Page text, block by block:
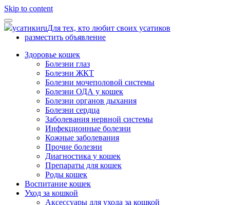
Skip to content
усатикиruДля тех, кто любит своих усатиков
разместить объявление
Здоровье кошек
Болезни глаз
Болезни ЖКТ
Болезни мочеполовой системы
Болезни ОДА у кошек
Болезни органов дыхания
Болезни сердца
Заболевания нервной системы
Инфекционные болезни
Кожные заболевания
Прочие болезни
Диагностика у кошек
Препараты для кошек
Роды кошек
Воспитание кошек
Уход за кошкой
Аксессуары для ухода за кошкой